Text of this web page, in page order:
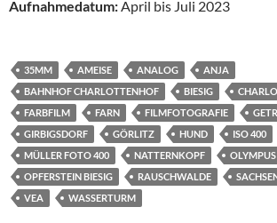
Aufnahmedatum:April bis Juli 2023
35MM AMEISE ANALOG
ANJA
BAHNHOF CHARLOTTENHOF
BIESIG
FARBFILM
FARN FILMFOTOGRAFIE
GIRBIGSDORF
GÖRLITZ HUND ISO 400
MÜLLER FOTO 400
NATTERNKOPF
OPFERSTEIN BIESIG
RAUSCHWALDE
VEA
WASSERTURM